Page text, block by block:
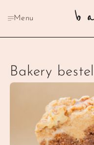
Menu
Bakery